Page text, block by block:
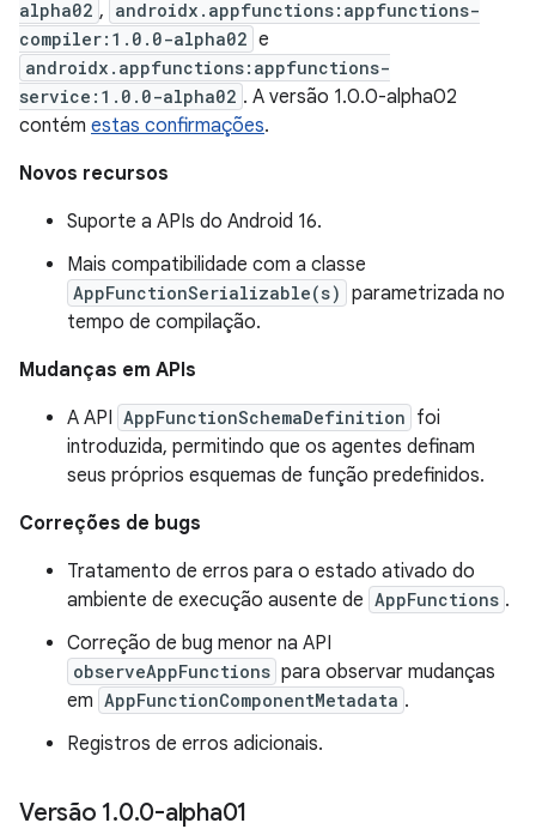
alpha02 , androidx.appfunctions:appfunctions-
compiler:1.0.0-alpha02 e
androidx.appfunctions:appfunctions-
service:1.0.0-alpha02 . A versão 1.0.0-alpha02
contém estas confirmações.
Novos recursos
Suporte a APIs do Android 16.
Mais compatibilidade com a classe
AppFunctionSerializable(s) parametrizada no
tempo de compilação.
Mudanças em APIs
A API AppFunctionSchemaDefinition foi
introduzida, permitindo que os agentes definam
seus próprios esquemas de função predefinidos.
Correções de bugs
Tratamento de erros para o estado ativado do
ambiente de execução ausente de AppFunctions .
Correção de bug menor na API
observeAppFunctions para observar mudanças
em AppFunctionComponentMetadata .
Registros de erros adicionais.
Versão 1.0.0-alpha01